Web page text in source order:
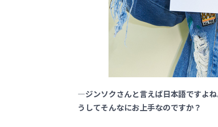
―ジンソクさんと言えば日本語ですよ
うしてそんなにお上手なのですか？